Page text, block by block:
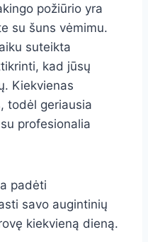
požiūrio yra
su šuns vėmimu.
suteikta
kad jūsų
Kiekvienas
todėl geriausia
profesionalia
padėti
savo augintinių
kiekvieną dieną.